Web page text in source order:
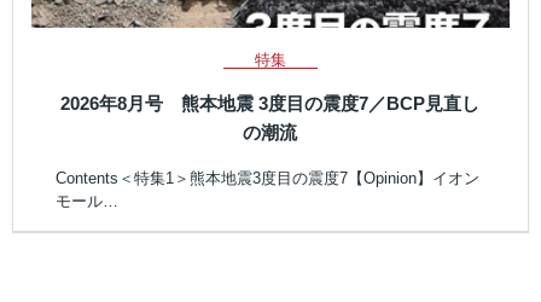
特集
2026年8月号 熊本地震 3度目の震度7／BCP見直し
の潮流
Contents＜特集1＞熊本地震3度目の震度7【Opinion】イオン
モール…